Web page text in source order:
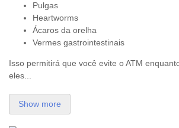
Pulgas
Heartworms
Ácaros da orelha
Vermes gastrointestinais
Isso permitirá que você evite o ATM
eles...
Show more